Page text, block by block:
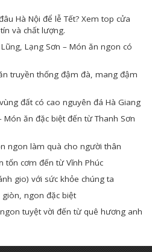
Hà Nội để lễ Tết? Xem top cửa
và chất lượng.
Lạng Sơn – Món ăn ngon có
truyền thống đậm đà, mang đậm
đất có cao nguyên đá Hà Giang
ăn đặc biệt đến từ Thanh Sơn
ngon làm quà cho người thân
tốn cơm đến từ Vĩnh Phúc
gio) với sức khỏe chúng ta
ngon đặc biệt
tuyệt vời đến từ quê hương anh